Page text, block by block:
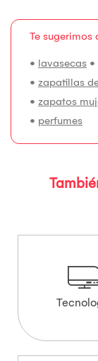
Te sugerimos
• lavasecas •
• zapatillas
• zapatos
• perfumes